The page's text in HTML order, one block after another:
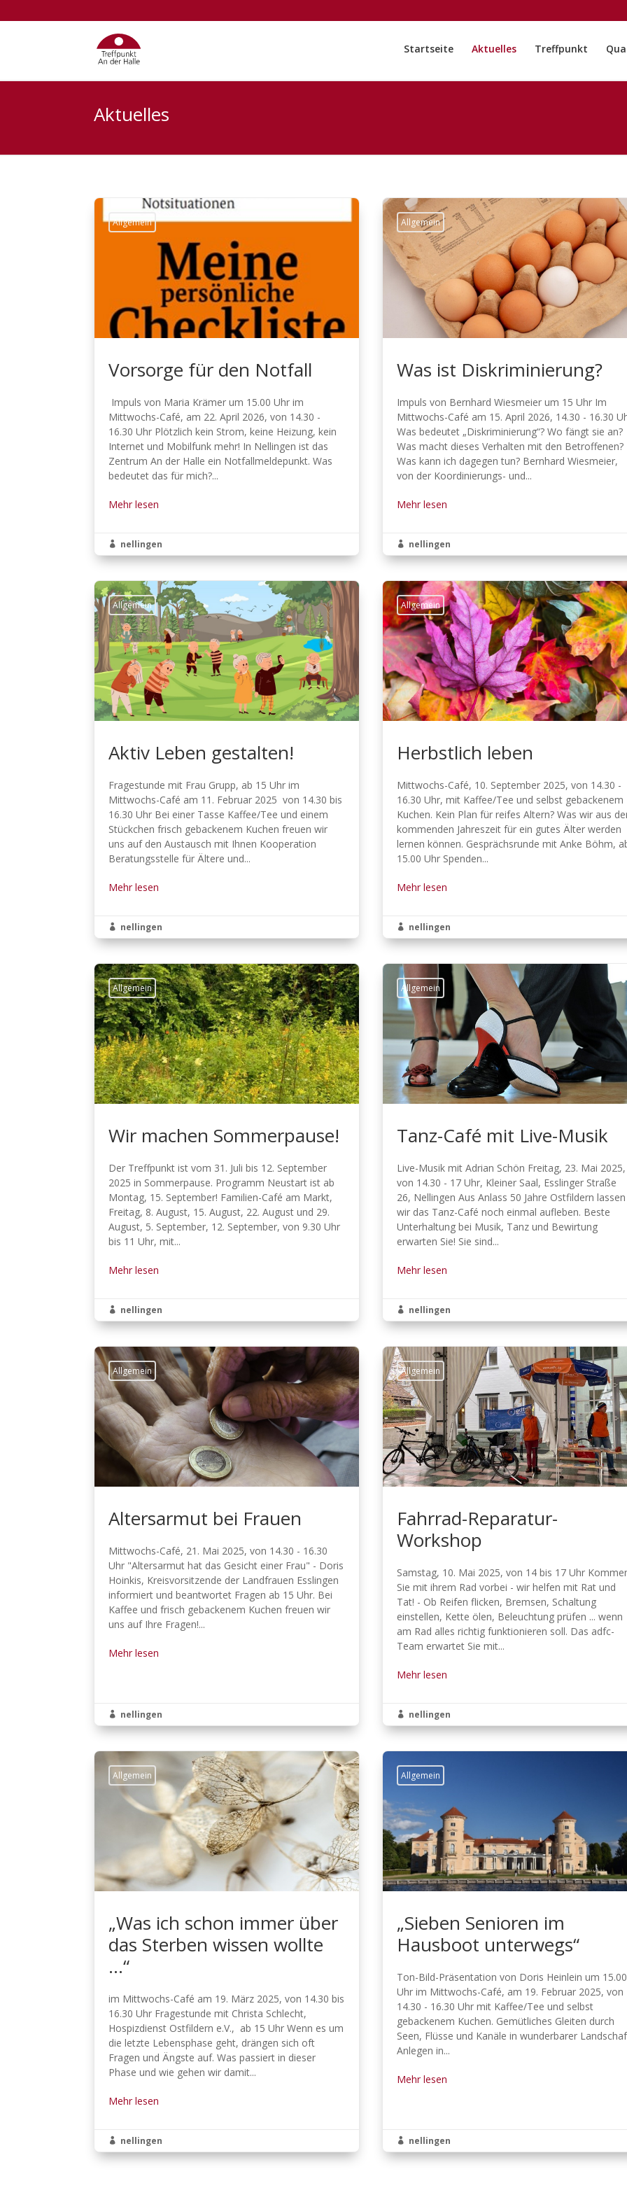
Startseite Aktuelles Treffpunkt
Aktuelles
Allgemein
Vorsorge für den Notfall
Impuls von Maria Krämer um 15.00 Uhr im
Mittwochs-Café, am 22. April 2026, von 14.30 -
16.30 Uhr Plötzlich kein Strom, keine Heizung, kein
Internet und Mobilfunk mehr! In Nellingen ist das
Zentrum An der Halle ein Notfallmeldepunkt. Was
bedeutet das für mich?...
Mehr lesen
 nellingen
Allgemein
Was ist Diskriminierung?
Impuls von Bernhard Wiesmeier um 15 Uhr Im
Mittwochs-Café am 15. April 2026, 14.30 - 16.30
Was bedeutet „Diskriminierung“? Wo fängt sie an?
Was macht dieses Verhalten mit den Betroffenen?
Was kann ich dagegen tun? Bernhard Wiesmeier,
von der Koordinierungs- und...
Mehr lesen
 nellingen
Allgemein
Aktiv Leben gestalten!
Fragestunde mit Frau Grupp, ab 15 Uhr im
Mittwochs-Café am 11. Februar 2025 von 14.30 bis
16.30 Uhr Bei einer Tasse Kaffee/Tee und einem
Stückchen frisch gebackenem Kuchen freuen wir
uns auf den Austausch mit Ihnen Kooperation
Beratungsstelle für Ältere und...
Mehr lesen
 nellingen
Allgemein
Herbstlich leben
Mittwochs-Café, 10. September 2025, von 14.30 -
16.30 Uhr, mit Kaffee/Tee und selbst gebackenem
Kuchen. Kein Plan für reifes Altern? Was wir aus
kommenden Jahreszeit für ein gutes Älter werden
lernen können. Gesprächsrunde mit Anke Böhm,
15.00 Uhr Spenden...
Mehr lesen
 nellingen
Allgemein
Wir machen Sommerpause!
Der Treffpunkt ist vom 31. Juli bis 12. September
2025 in Sommerpause. Programm Neustart ist ab
Montag, 15. September! Familien-Café am Markt,
Freitag, 8. August, 15. August, 22. August und 29.
August, 5. September, 12. September, von 9.30 Uhr
bis 11 Uhr, mit...
Mehr lesen
 nellingen
Allgemein
Tanz-Café mit Live-Musik
Live-Musik mit Adrian Schön Freitag, 23. Mai 2025,
von 14.30 - 17 Uhr, Kleiner Saal, Esslinger Straße
26, Nellingen Aus Anlass 50 Jahre Ostfildern lassen
wir das Tanz-Café noch einmal aufleben. Beste
Unterhaltung bei Musik, Tanz und Bewirtung
erwarten Sie! Sie sind...
Mehr lesen
 nellingen
Allgemein
Altersarmut bei Frauen
Mittwochs-Café, 21. Mai 2025, von 14.30 - 16.30
Uhr "Altersarmut hat das Gesicht einer Frau" - Doris
Hoinkis, Kreisvorsitzende der Landfrauen Esslingen
informiert und beantwortet Fragen ab 15 Uhr. Bei
Kaffee und frisch gebackenem Kuchen freuen wir
uns auf Ihre Fragen!...
Mehr lesen
 nellingen
Allgemein
Fahrrad-Reparatur-
Workshop
Samstag, 10. Mai 2025, von 14 bis 17 Uhr
Sie mit ihrem Rad vorbei - wir helfen mit Rat und
Tat! - Ob Reifen flicken, Bremsen, Schaltung
einstellen, Kette ölen, Beleuchtung prüfen ... wenn
am Rad alles richtig funktionieren soll. Das adfc-
Team erwartet Sie mit...
Mehr lesen
 nellingen
Allgemein
„Was ich schon immer über
das Sterben wissen wollte
…“
im Mittwochs-Café am 19. März 2025, von 14.30 bis
16.30 Uhr Fragestunde mit Christa Schlecht,
Hospizdienst Ostfildern e.V., ab 15 Uhr Wenn es um
die letzte Lebensphase geht, drängen sich oft
Fragen und Ängste auf. Was passiert in dieser
Phase und wie gehen wir damit...
Mehr lesen
 nellingen
Allgemein
„Sieben Senioren im
Hausboot unterwegs“
Ton-Bild-Präsentation von Doris Heinlein um 15.00
Uhr im Mittwochs-Café, am 19. Februar 2025, von
14.30 - 16.30 Uhr mit Kaffee/Tee und selbst
gebackenem Kuchen. Gemütliches Gleiten durch
Seen, Flüsse und Kanäle in wunderbarer
Anlegen in...
Mehr lesen
 nellingen